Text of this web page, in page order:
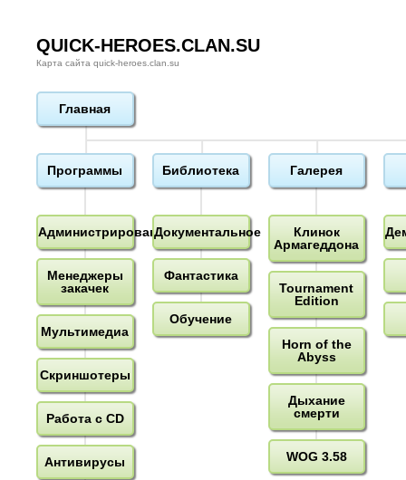
QUICK-HEROES.CLAN.SU
Карта сайта quick-heroes.clan.su
Главная
Программы
Администрирование
Менеджеры
закачек
Мультимедиа
Скриншотеры
Работа с CD
Антивирусы
Библиотека
Документальное
Фантастика
Обучение
Галерея
Клинок
Армагеддона
Tournament
Edition
Horn of the
Abyss
Дыхание
смерти
WOG 3.58